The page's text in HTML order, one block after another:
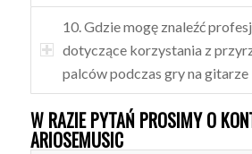
10. Gdzie mogę znaleźć
dotyczące korzystania z
palców podczas gry na gitarze
W RAZIE PYTAŃ PROSIMY O
ARIOSEMUSIC